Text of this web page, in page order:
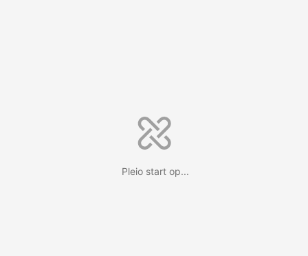
Pleio start op...